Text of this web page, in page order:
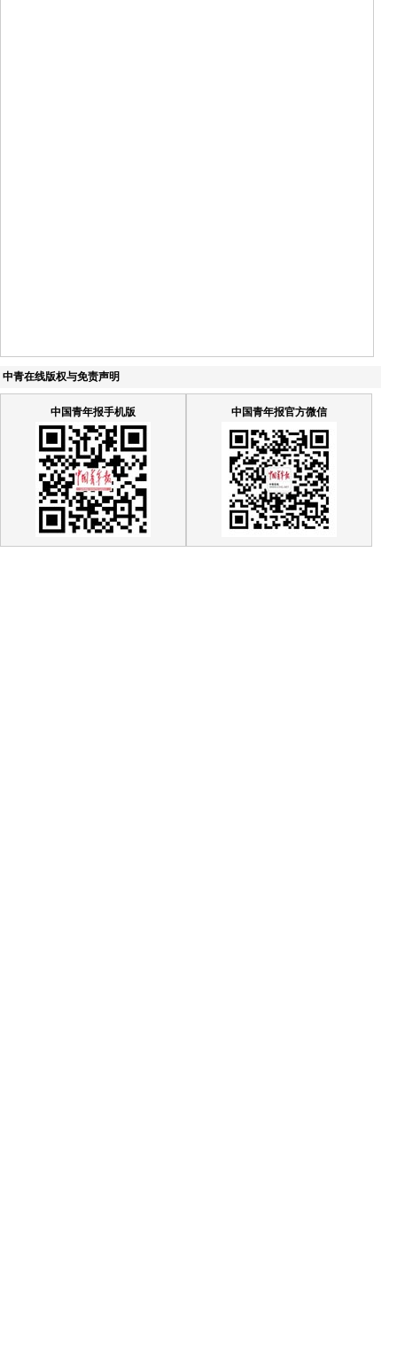
中青在线版权与免责声明
中国青年报手机版 中国青年报官方微信